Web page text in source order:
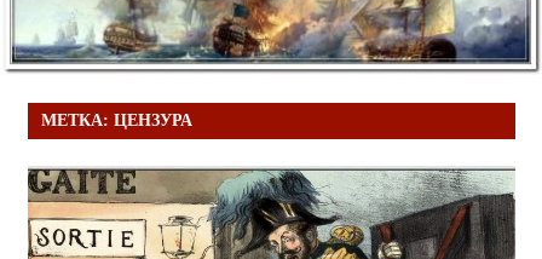
МЕТКА: ЦЕНЗУРА